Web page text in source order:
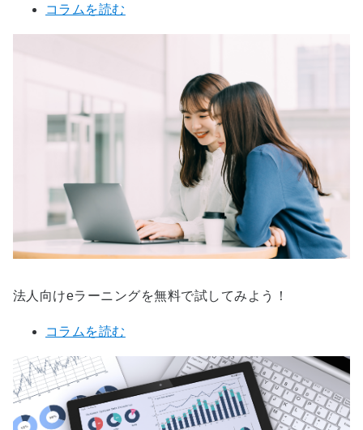
コラムを読む
法人向けeラーニングを無料で試してみよう！
コラムを読む